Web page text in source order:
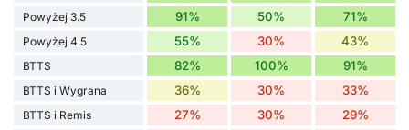
Powyżej 3.5 91% 50% 71%
Powyżej 4.5 55% 30% 43%
BTTS 82% 100% 91%
BTTS i Wygrana 36% 30% 33%
BTTS i Remis 27% 30% 29%